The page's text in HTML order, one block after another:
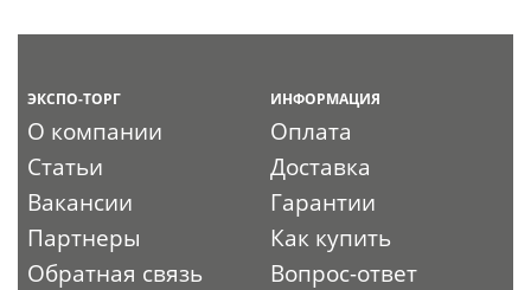
ЭКСПО-ТОРГ
О компании
Статьи
Вакансии
Партнеры
Обратная связь
ИНФОРМАЦИЯ
Оплата
Доставка
Гарантии
Как купить
Вопрос-ответ